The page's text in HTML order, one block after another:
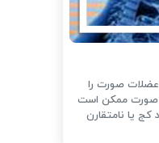
صورت را
صورت ممکن است
یا نامتقارن